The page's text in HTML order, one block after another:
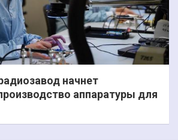
начнет
аппаратуры для